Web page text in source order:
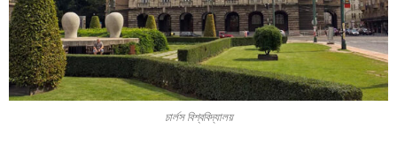
চার্লস বিশ্ববিদ্যালয়